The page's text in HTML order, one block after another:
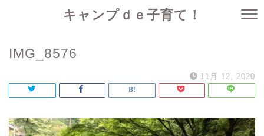
キャンプｄｅ子育て！
IMG_8576
11月 12, 2020